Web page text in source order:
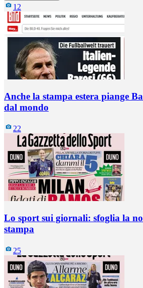
12
Anche la stampa estera piange
dal mondo
22
Lo sport sui giornali: sfoglia la
stampa
25